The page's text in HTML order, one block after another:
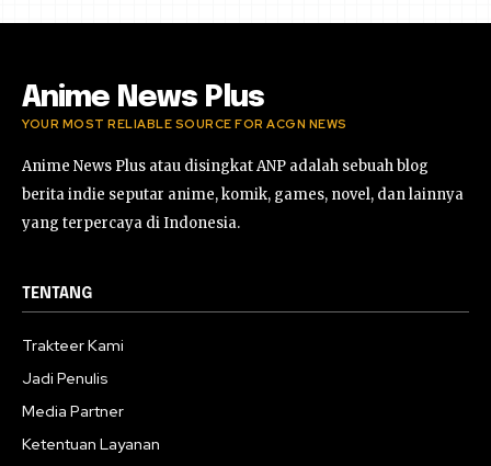
Anime News Plus
YOUR MOST RELIABLE SOURCE FOR ACGN NEWS
Anime News Plus atau disingkat ANP adalah sebuah blog
berita indie seputar anime, komik, games, novel, dan lainnya
yang terpercaya di Indonesia.
TENTANG
Trakteer Kami
Jadi Penulis
Media Partner
Ketentuan Layanan